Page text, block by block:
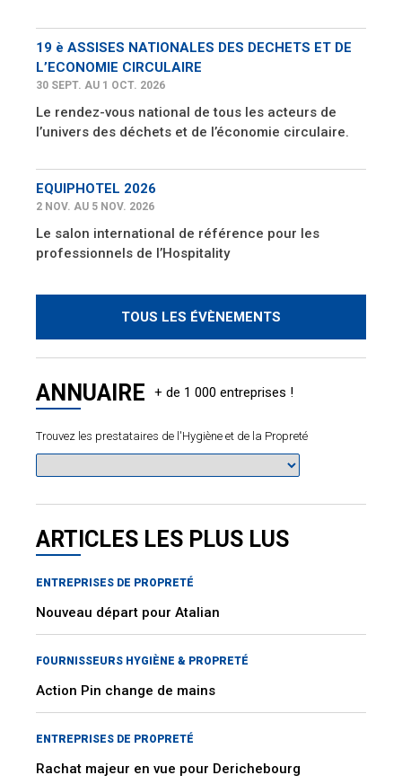
19 è ASSISES NATIONALES DES DECHETS ET DE
L’ECONOMIE CIRCULAIRE
30 SEPT. AU 1 OCT. 2026
Le rendez-vous national de tous les acteurs de
l’univers des déchets et de l’économie circulaire.
EQUIPHOTEL 2026
2 NOV. AU 5 NOV. 2026
Le salon international de référence pour les
professionnels de l’Hospitality
TOUS LES ÉVÈNEMENTS
ANNUAIRE
Trouvez les prestataires de l'Hygiène et de la Propreté
ARTICLES LES PLUS LUS
ENTREPRISES DE PROPRETÉ
Nouveau départ pour Atalian
FOURNISSEURS HYGIÈNE & PROPRETÉ
Action Pin change de mains
ENTREPRISES DE PROPRETÉ
Rachat majeur en vue pour Derichebourg